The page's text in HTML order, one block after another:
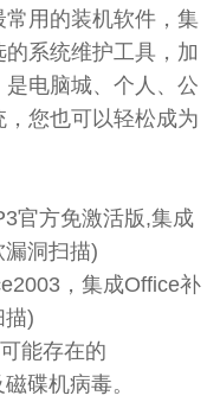
用的装机软件，集
系统维护工具，加
是电脑城、个人、公
您也可以轻松成为
官方免激活版,集成
洞扫描)
，集成Office补
描)
能存在的
碟机病毒。